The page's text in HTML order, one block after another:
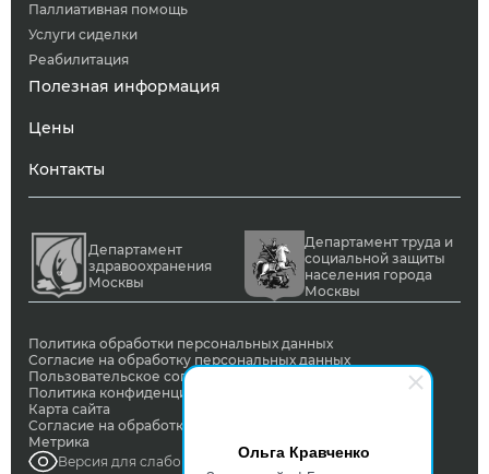
Ольга Кравченко
Паллиативная помощь
Услуги сиделки
Реабилитация
Полезная информация
Цены
Контакты
Департамент
здравоохранения
Москвы
Департамент труда и
социальной защиты
населения города
Москвы
Политика обработки персональных данных
Согласие на обработку персональных данных
Пользовательское соглашение
Политика конфиденциальности
Карта сайта
Согласие на обработку ПД с помощью сервиса Яндекс
Метрика
Версия для слабовидящих